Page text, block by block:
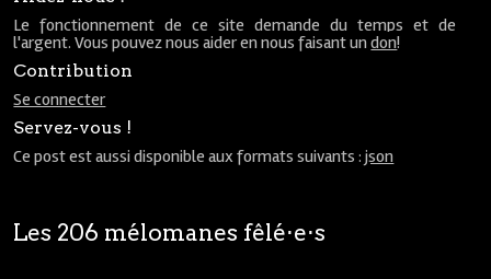
Le fonctionnement de ce site demande du temps et de
l'argent. Vous pouvez nous aider en nous faisant undon!
Contribution
Se connecter
Servez-vous !
Ce post est aussi disponible aux formats suivants :json
Les 206 mélomanes fêlé⋅e⋅s